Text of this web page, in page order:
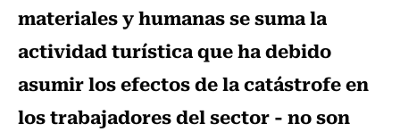
materiales y humanas se suma la
actividad turística que ha debido
asumir los efectos de la catástrofe en
los trabajadores del sector - no son